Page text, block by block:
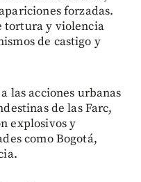
forzadas.
tortura y violencia
de castigo y
las acciones urbanas
de las Farc,
explosivos y
como Bogotá,